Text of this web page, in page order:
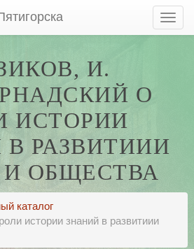
И.
О
ИСТОРИИ
РАЗВИТИИИ
ОБЩЕСТВА
каталог
истории знаний в развитиии